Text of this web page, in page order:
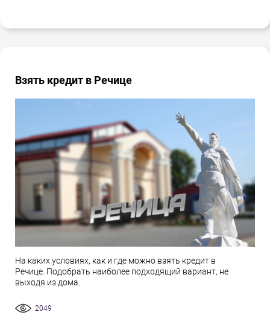
Взять кредит в Речице
На каких условиях, как и где можно взять кредит в
Речице. Подобрать наиболее подходящий вариант, не
выходя из дома.
2049